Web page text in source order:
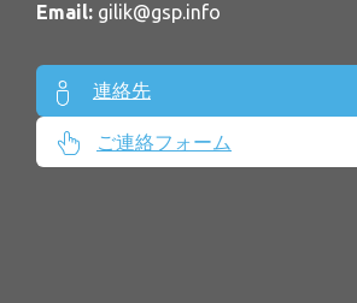
Email: gilik@gsp.info
連絡先
ご連絡フォーム